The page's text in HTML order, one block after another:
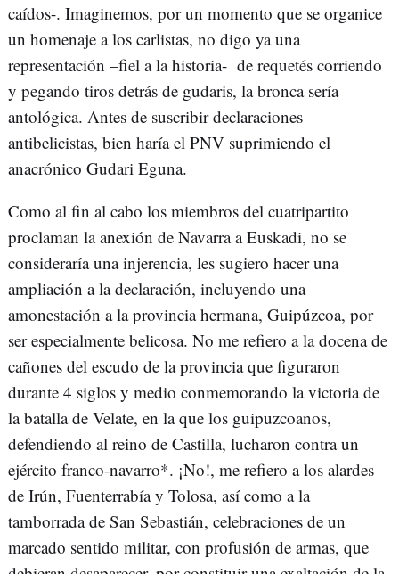
caídos-. Imaginemos, por un momento que se organice
un homenaje a los carlistas, no digo ya una
representación –fiel a la historia- de requetés corriendo
y pegando tiros detrás de gudaris, la bronca sería
antológica. Antes de suscribir declaraciones
antibelicistas, bien haría el PNV suprimiendo el
anacrónico Gudari Eguna.
Como al fin al cabo los miembros del cuatripartito
proclaman la anexión de Navarra a Euskadi, no se
consideraría una injerencia, les sugiero hacer una
ampliación a la declaración, incluyendo una
amonestación a la provincia hermana, Guipúzcoa, por
ser especialmente belicosa. No me refiero a la docena de
cañones del escudo de la provincia que figuraron
durante 4 siglos y medio conmemorando la victoria de
la batalla de Velate, en la que los guipuzcoanos,
defendiendo al reino de Castilla, lucharon contra un
ejército franco-navarro*. ¡No!, me refiero a los alardes
de Irún, Fuenterrabía y Tolosa, así como a la
tamborrada de San Sebastián, celebraciones de un
marcado sentido militar, con profusión de armas, que